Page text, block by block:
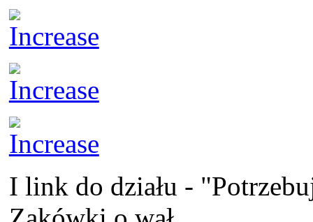
I link do działu -